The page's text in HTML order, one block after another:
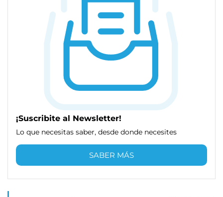
¡Suscribite al Newsletter!
Lo que necesitas saber, desde donde necesites
SABER MÁS